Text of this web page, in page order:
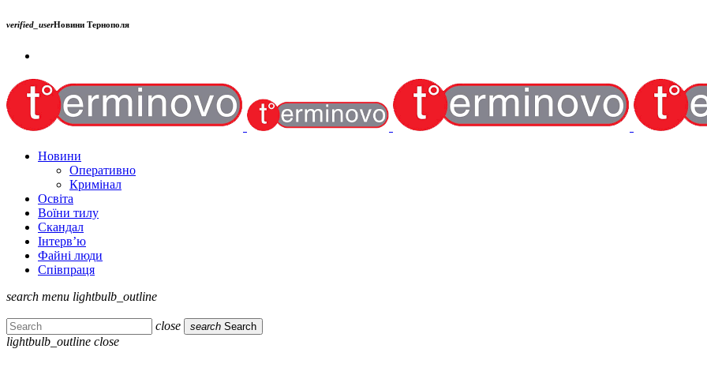
verified_userНовини Тернополя
Новини
Оперативно
Кримінал
Освіта
Воїни тилу
Скандал
Інтерв’ю
Файні люди
Співпраця
search menu lightbulb_outline
close search Search
lightbulb_outline close